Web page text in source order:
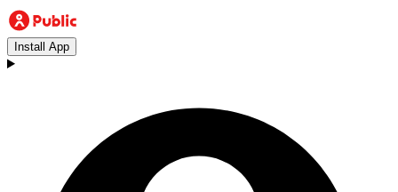
Install App